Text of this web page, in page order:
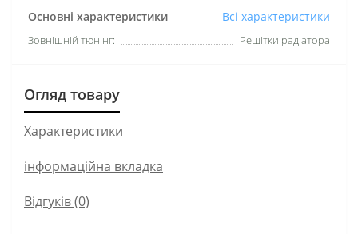
Основні характеристики Всі характеристики
Зовнішній тюнінг: Решітки радіатора
Огляд товару
Характеристики
інформаційна вкладка
Відгуків (0)